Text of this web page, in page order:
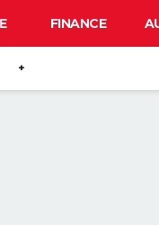
FINANCE
+